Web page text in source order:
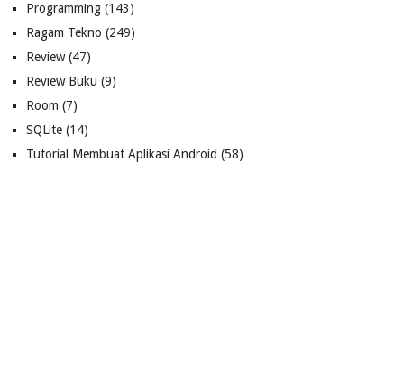
Programming(143)
Ragam Tekno (249)
Review(47)
Review Buku (9)
Room (7)
SQLite(14)
Tutorial Membuat Aplikasi Android (58)